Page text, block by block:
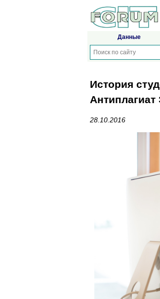
Данные
История
Антиплагиат
28.10.2016